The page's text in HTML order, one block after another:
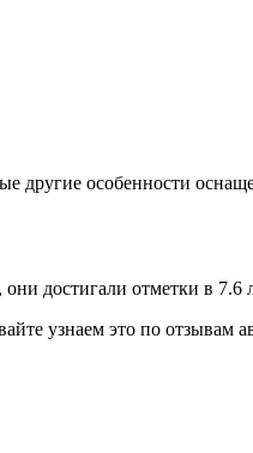
другие особенности
достигали отметки в
узнаем это по отзывам